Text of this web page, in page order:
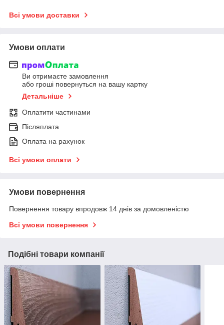
Всі умови доставки
Умови оплати
Ви отримаєте замовлення
або гроші повернуться на вашу картку
Детальніше
Оплатити частинами
Післяплата
Оплата на рахунок
Всі умови оплати
Умови повернення
Повернення товару впродовж 14 днів за домовленістю
Всі умови повернення
Подібні товари компанії